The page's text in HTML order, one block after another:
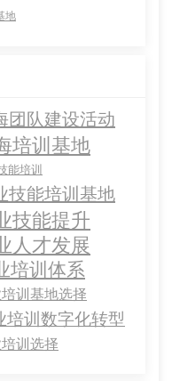
地
团队建设活动
培训基地
能培训
技能培训基地
技能提升
人才发展
培训体系
训基地选择
培训数字化转型
训选择